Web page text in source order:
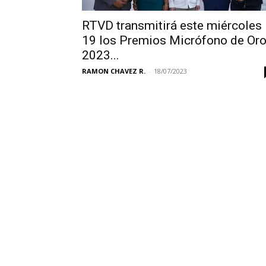
RTVD transmitirá este miércoles
19 los Premios Micrófono de Oro
2023...
RAMON CHAVEZ R. - 18/07/2023